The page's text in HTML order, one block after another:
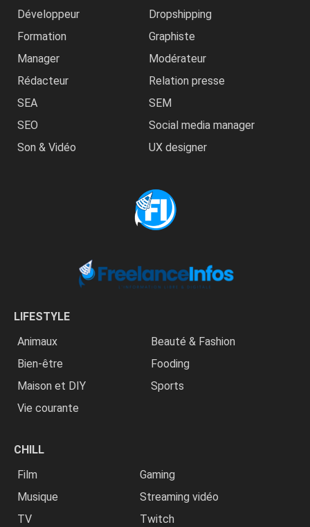
Développeur
Dropshipping
Formation
Graphiste
Manager
Modérateur
Rédacteur
Relation presse
SEA
SEM
SEO
Social media manager
Son & Vidéo
UX designer
LIFESTYLE
Animaux
Beauté & Fashion
Bien-être
Fooding
Maison et DIY
Sports
Vie courante
CHILL
Film
Gaming
Musique
Streaming vidéo
TV
Twitch